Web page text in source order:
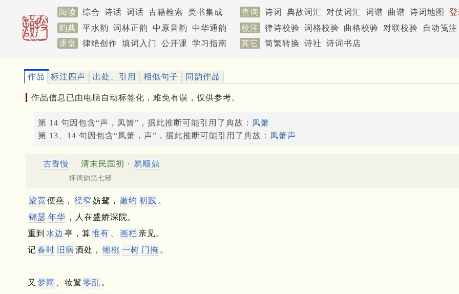
阅读 综合 诗话 词话 古籍检索 类书集成 查询 诗词 典故词汇 对仗词汇 词谱 曲谱 诗词地图
韵典
平水韵 词林正韵 中原音韵 中华通韵 校注 律诗校验 词格校验 曲格校验 对联校验
自动笺注
课堂
律绝创作 填词入门 公开课 学习指南 其它 简繁转换 诗社 诗词书店
作品 标注四声 出处、引用 相似句子 同韵作品
作品信息已由电脑自动标签化，难免有误，仅供参考。
第 14 句因包含“声，凤箫”，据此推断可能引用了典故： 凤箫
第 13、14 句因包含“凤箫，声”，据此推断可能引用了典故： 凤箫声
古香慢 清末民国初 · 易顺鼎
押词韵第七部
梁宽便燕， 径窄 妨鸳， 嫩约 初践 。
锦瑟 年华 ，人在盛娇深院。
重到 水边 亭，算惟有 画栏 亲见。
记春时 旧病 酒处， 缃桃 一树 门掩 。
又 梦雨 、妆鬟零乱 。